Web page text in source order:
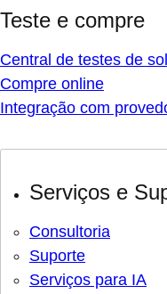
Teste e compre
Central de testes de
Compre online
Integração com
Serviços e
Consultoria
Suporte
Serviços para IA